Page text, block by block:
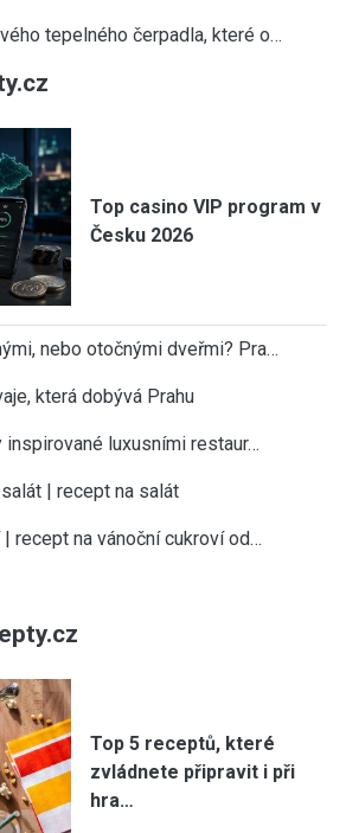
tepelného čerpadla, které o…
Top casino VIP program v
Česku 2026
nebo otočnými dveřmi? Pra…
která dobývá Prahu
luxusními restaur…
| recept na salát
recept na vánoční cukroví od…
Top 5 receptů, které
zvládnete připravit i při
hra…